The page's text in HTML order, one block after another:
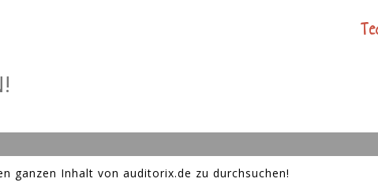
ganzen Inhalt von auditorix.de zu durchsuchen!